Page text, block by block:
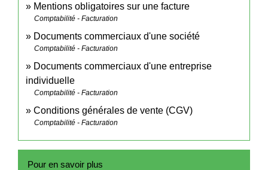
Mentions obligatoires sur une facture
Comptabilité - Facturation
Documents commerciaux d'une société
Comptabilité - Facturation
Documents commerciaux d'une entreprise
individuelle
Comptabilité - Facturation
Conditions générales de vente (CGV)
Comptabilité - Facturation
Pour en savoir plus